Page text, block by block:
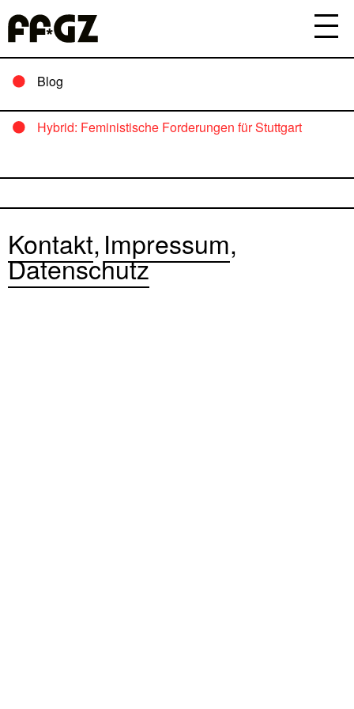
Blog
Hybrid: Feministische Forderungen für Stuttgart
Kontakt Impressum
Datenschutz